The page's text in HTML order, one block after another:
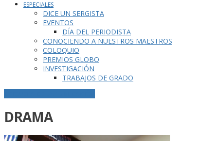
ESPECIALES
DICE UN SERGISTA
EVENTOS
DÍA DEL PERIODISTA
CONOCIENDO A NUESTROS MAESTROS
COLOQUIO
PREMIOS GLOBO
INVESTIGACIÓN
TRABAJOS DE GRADO
DRAMA